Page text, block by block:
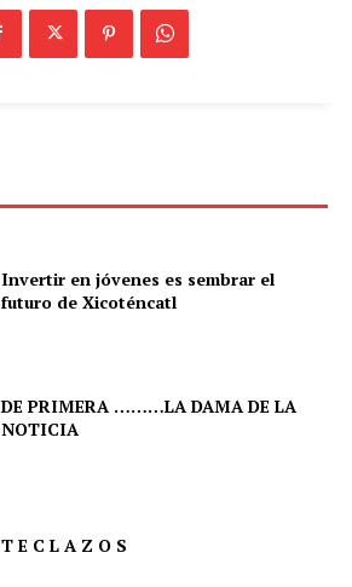
Invertir en jóvenes es sembrar el
futuro de Xicoténcatl
DE PRIMERA ………LA DAMA DE LA
NOTICIA
T E C L A Z O S